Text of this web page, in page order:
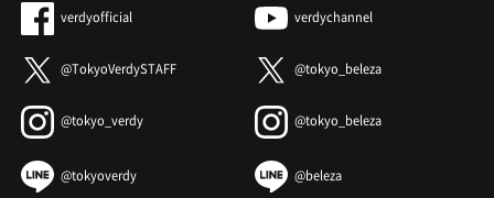
verdyofficial verdychannel
@TokyoVerdySTAFF @tokyo_beleza
@tokyo_verdy @tokyo_beleza
@tokyoverdy @beleza